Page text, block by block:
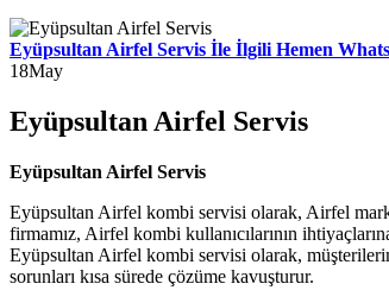
Eyüpsultan Airfel Servis İle İlgili Hemen
18May
Eyüpsultan Airfel Servis
Eyüpsultan Airfel Servis
Eyüpsultan Airfel kombi servisi olarak, Airfel
firmamız, Airfel kombi kullanıcılarının
Eyüpsultan Airfel kombi servisi olarak,
sorunları kısa sürede çözüme kavuşturur.